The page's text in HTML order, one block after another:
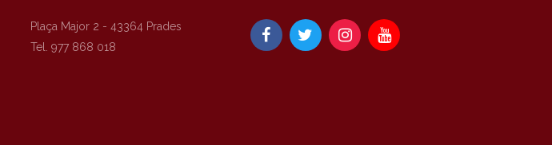
Plaça Major 2 - 43364 Prades
Tel. 977 868 018